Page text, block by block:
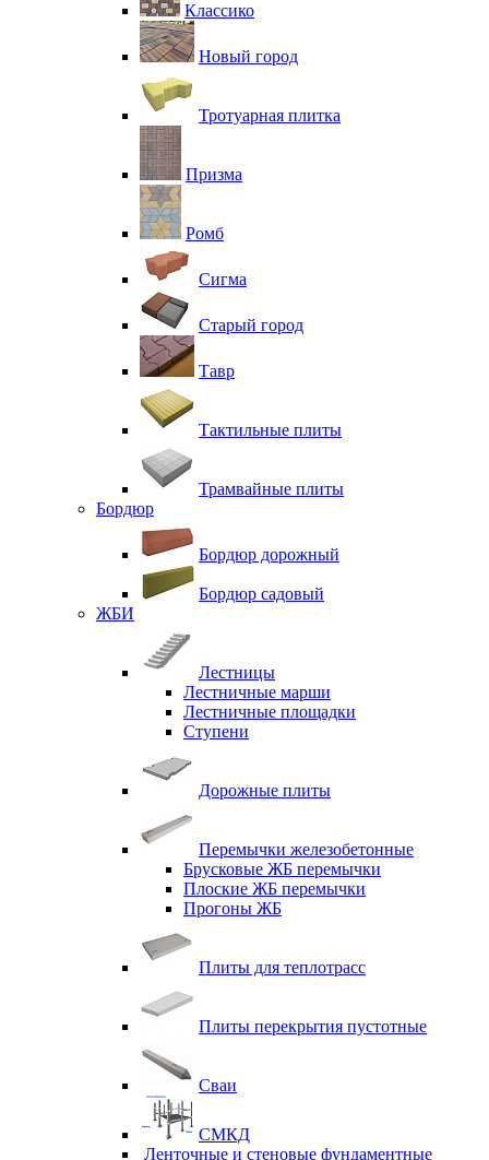
Классико
Новый город
Тротуарная плитка
Призма
Ромб
Сигма
Старый город
Тавр
Тактильные плиты
Трамвайные плиты
Бордюр
Бордюр дорожный
Бордюр садовый
ЖБИ
Лестницы
Лестничные марши
Лестничные площадки
Ступени
Дорожные плиты
Перемычки железобетонные
Брусковые ЖБ перемычки
Плоские ЖБ перемычки
Прогоны ЖБ
Плиты для теплотрасс
Плиты перекрытия пустотные
Сваи
СМКД
Ленточные и стеновые фундаментные